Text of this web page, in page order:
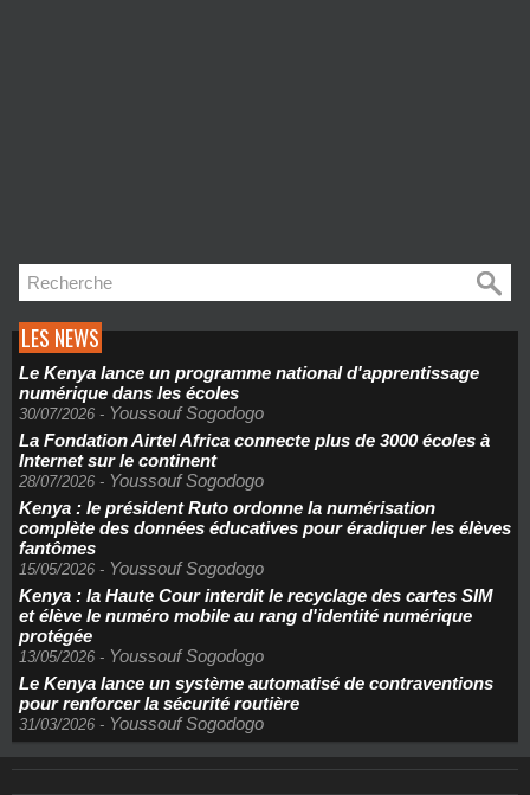
LES NEWS
Le Kenya lance un programme national d'apprentissage
numérique dans les écoles
30/07/2026 - Youssouf Sogodogo
La Fondation Airtel Africa connecte plus de 3000 écoles à
Internet sur le continent
28/07/2026 - Youssouf Sogodogo
Kenya : le président Ruto ordonne la numérisation
complète des données éducatives pour éradiquer les élèves
fantômes
15/05/2026 - Youssouf Sogodogo
Kenya : la Haute Cour interdit le recyclage des cartes SIM
et élève le numéro mobile au rang d'identité numérique
protégée
13/05/2026 - Youssouf Sogodogo
Le Kenya lance un système automatisé de contraventions
pour renforcer la sécurité routière
31/03/2026 - Youssouf Sogodogo